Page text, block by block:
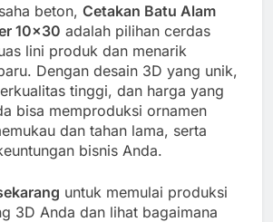
beton, Cetakan Batu Alam
10×30 adalah pilihan cerdas
lini produk dan menarik
Dengan desain 3D yang unik,
tinggi, dan harga yang
bisa memproduksi ornamen
dan tahan lama, serta
bisnis Anda.
untuk memulai produksi
3D Anda dan lihat bagaimana